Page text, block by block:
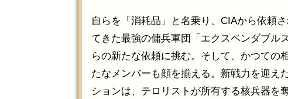
自らを「消耗品」と名乗り、CIAから依頼
てきた最強の傭兵軍団「エクスペンダブル
らの新たな依頼に挑む。そして、かつての
たなメンバーも顔を揃える。新戦力を迎え
ションは、テロリストが所有する核兵器を